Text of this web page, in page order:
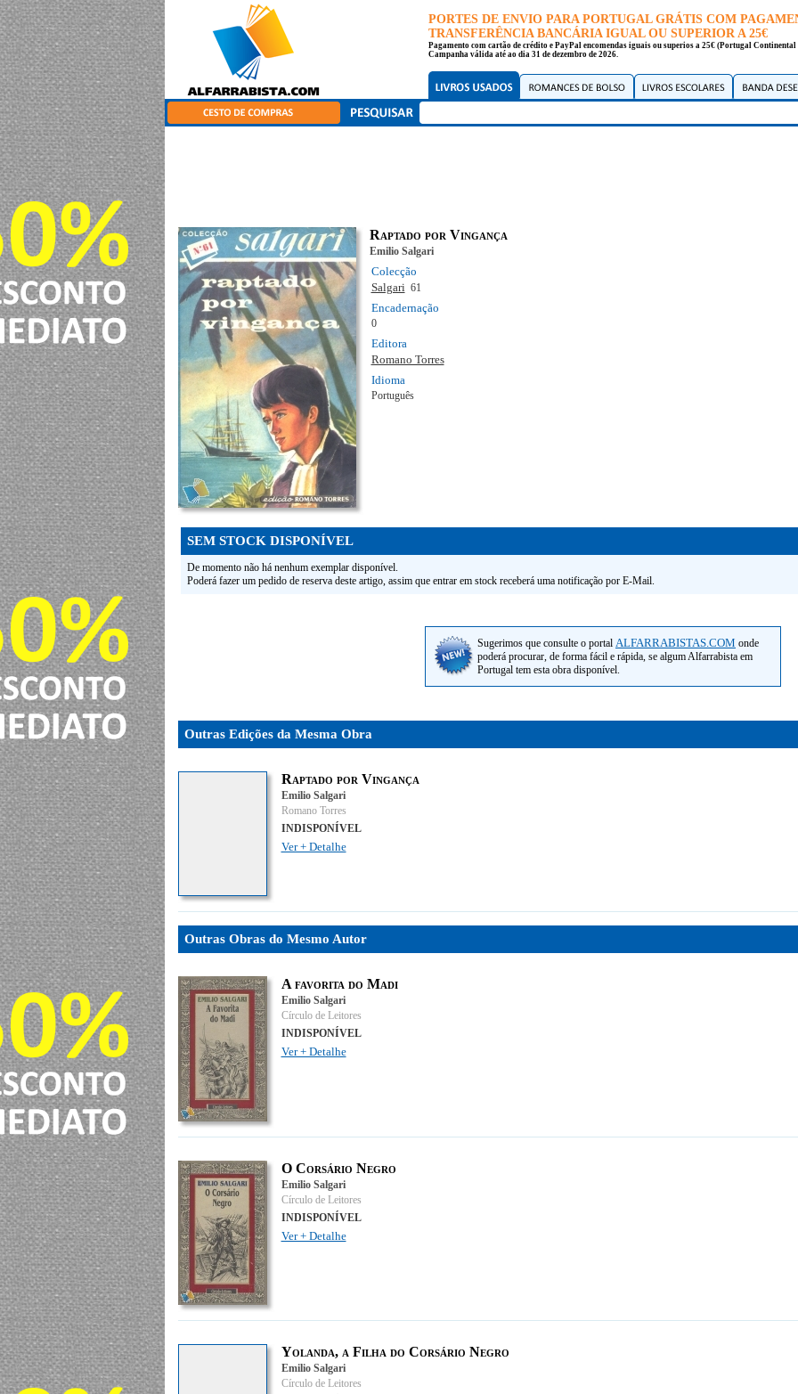
PORTES DE ENVIO PARA PORTUGAL GRÁTIS COM
TRANSFERÊNCIA BANCÁRIA IGUAL OU SUPERIOR A 25€
Pagamento com cartão de crédito e PayPal encomendas iguais ou superios a 25€ (Portugal Continental
Campanha válida até ao dia 31 de dezembro de 2026.
Raptado por Vingança
Emilio Salgari
Colecção
Salgari61
Encadernação
0
Editora
Romano Torres
Idioma
Português
SEM STOCK DISPONÍVEL
De momento não há nenhum exemplar disponível.
Poderá fazer um pedido de reserva deste artigo, assim que entrar em stock receberá uma notificação por E-Mail.
Sugerimos que consulte o portal ALFARRABISTAS.COM onde
poderá procurar, de forma fácil e rápida, se algum Alfarrabista em
Portugal tem esta obra disponível.
Outras Edições da Mesma Obra
Raptado por Vingança
Emilio Salgari
Romano Torres
INDISPONÍVEL
Ver + Detalhe
Outras Obras do Mesmo Autor
A favorita do Madi
Emilio Salgari
Círculo de Leitores
INDISPONÍVEL
Ver + Detalhe
O Corsário Negro
Emilio Salgari
Círculo de Leitores
INDISPONÍVEL
Ver + Detalhe
Yolanda, a Filha do Corsário Negro
Emilio Salgari
Círculo de Leitores